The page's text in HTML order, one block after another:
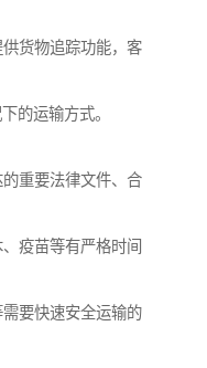
货物追踪功能，客
的运输方式。
重要法律文件、合
疫苗等有严格时间
要快速安全运输的